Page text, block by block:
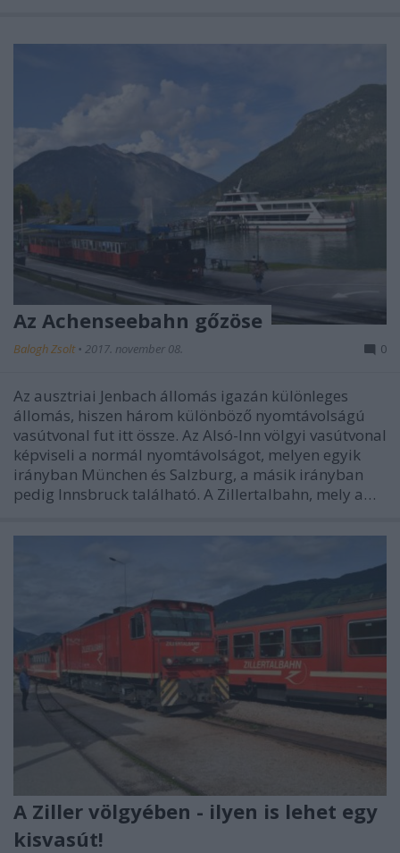
Az Achenseebahn gőzöse
Balogh Zsolt • 2017. november 08. 0
Az ausztriai Jenbach állomás igazán különleges
állomás, hiszen három különböző nyomtávolságú
vasútvonal fut itt össze. Az Alsó-Inn völgyi vasútvonal
képviseli a normál nyomtávolságot, melyen egyik
irányban München és Salzburg, a másik irányban
pedig Innsbruck található. A Zillertalbahn, mely a…
A Ziller völgyében - ilyen is lehet egy
kisvasút!